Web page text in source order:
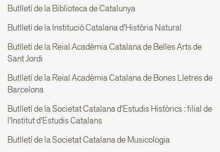
Butlletí de la Biblioteca de Catalunya
Butlletí de la Institució Catalana d'Història Natural
Butlletí de la Reial Acadèmia Catalana de Belles Arts de
Sant Jordi
Butlletí de la Reial Acadèmia Catalana de Bones Lletres de
Barcelona
Butlletí de la Societat Catalana d'Estudis Històrics : filial de
l'Institut d'Estudis Catalans
Butlletí de la Societat Catalana de Musicologia